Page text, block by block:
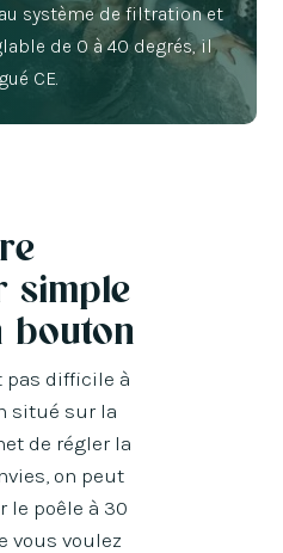
système de filtration et
de 0 à 40 degrés, il
CE.
simple
bouton
pas difficile à
situé sur la
de régler la
on peut
le poêle à 30
vous voulez